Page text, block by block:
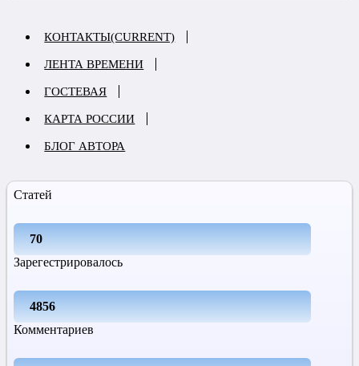
КОНТАКТЫ(CURRENT)
ЛЕНТА ВРЕМЕНИ
ГОСТЕВАЯ
КАРТА РОССИИ
БЛОГ АВТОРА
Статей
70
Зарегестрировалось
4856
Комментариев